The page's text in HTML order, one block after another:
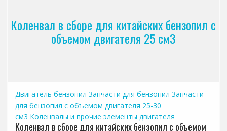
Коленвал в сборе для китайских бензопил с
объемом двигателя 25 см3
Двигатель бензопил Запчасти для бензопил Запчасти
для бензопил с объемом двигателя 25-30
см3 Коленвалы и прочие элементы двигателя
Коленвал в сборе для китайских бензопил с объемом